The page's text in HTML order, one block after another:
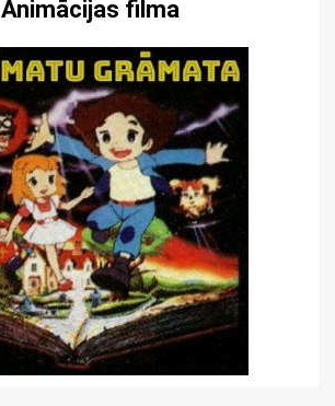
Animācijas filma